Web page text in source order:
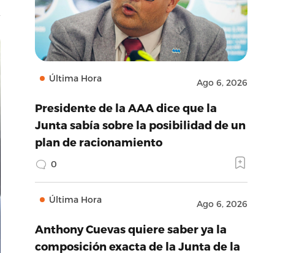
Última Hora Ago 6, 2026
Presidente de la AAA dice que la
Junta sabía sobre la posibilidad de un
plan de racionamiento
0
Última Hora Ago 6, 2026
Anthony Cuevas quiere saber ya la
composición exacta de la Junta de la